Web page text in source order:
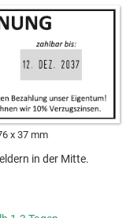
x 37 mm
in der Mitte.